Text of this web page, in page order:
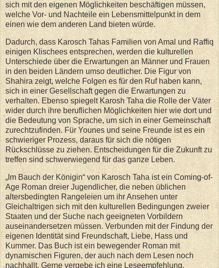
sich mit den eigenen Möglichkeiten beschäftigen müssen,
welche Vor- und Nachteile ein Lebensmittelpunkt in dem
einen wie dem anderen Land bieten würde.
Dadurch, dass Karosch Tahas Familien von Amal und Raffiq
einigen Klischees entsprechen, werden die kulturellen
Unterschiede über die Erwartungen an Männer und Frauen
in den beiden Ländern umso deutlicher. Die Figur von
Shahira zeigt, welche Folgen es für den Ruf haben kann,
sich in einer Gesellschaft gegen die Erwartungen zu
verhalten. Ebenso spiegelt Karosh Taha die Rolle der Väter
wider durch ihre beruflichen Möglichkeiten hier wie dort und
die Bedeutung von Sprache, um sich in einer Gemeinschaft
zurechtzufinden. Für Younes und seine Freunde ist es ein
schwieriger Prozess, daraus für sich die nötigen
Rückschlüsse zu ziehen. Entscheidungen für die Zukunft zu
treffen sind schwerwiegend für das ganze Leben.
„Im Bauch der Königin“ von Karosch Taha ist ein Coming-of-
Age Roman dreier Jugendlicher, die neben üblichen
altersbedingten Rangeleien um ihr Ansehen unter
Gleichaltrigen sich mit den kulturellen Bedingungen zweier
Staaten und der Suche nach geeigneten Vorbildern
auseinandersetzen müssen. Verbunden mit der Findung der
eigenen Identität sind Freundschaft, Liebe, Hass und
Kummer. Das Buch ist ein bewegender Roman mit
dynamischen Figuren, der auch nach dem Lesen noch
nachhallt. Gerne vergebe ich eine Leseempfehlung.